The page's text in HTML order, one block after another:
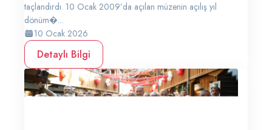
taçlandırdı. 10 Ocak 2009’da açılan müzenin açılış yıl
dönüm�...
10 Ocak 2026
Detaylı Bilgi